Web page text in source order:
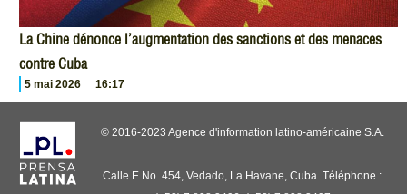
La Chine dénonce l’augmentation des sanctions et des menaces
contre Cuba
5 mai 2026 16:17
© 2016-2023 Agence d'information latino-américaine S.A.
Calle E No. 454, Vedado, La Havane, Cuba. Téléphone :